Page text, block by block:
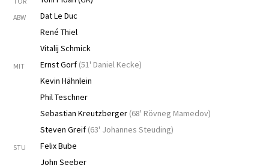
ABW
Dat Le Duc
René Thiel
Vitalij Schmick
MIT Ernst Gorf (51' Daniel Kecke)
Kevin Hähnlein
Phil Teschner
Sebastian Kreutzberger (68' Rövneg Mamedov)
Steven Greif (63' Johannes Steuding)
STU
Felix Bube
John Seeber